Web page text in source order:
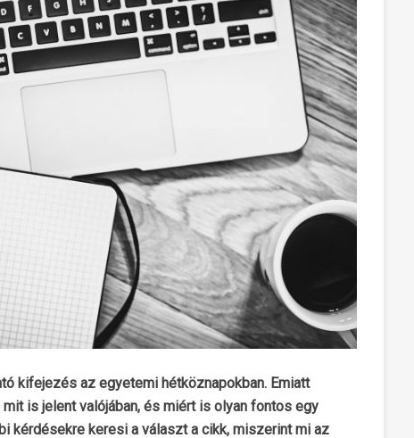
kifejezés az egyetemi hétköznapokban. Emiatt
is jelent valójában, és miért is olyan fontos egy
kérdésekre keresi a választ a cikk, miszerint mi az